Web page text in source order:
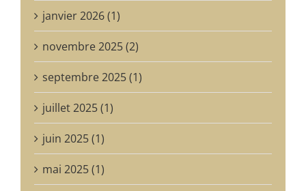
janvier 2026 (1)
novembre 2025 (2)
septembre 2025 (1)
juillet 2025 (1)
juin 2025 (1)
mai 2025 (1)